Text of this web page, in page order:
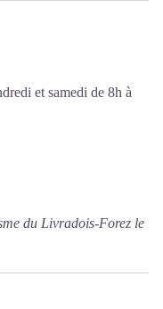
et samedi de 8h à
du Livradois-Forez le